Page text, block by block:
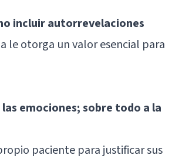
incluir autorrevelaciones
le otorga un valor esencial para
emociones; sobre todo a la
paciente para justificar sus